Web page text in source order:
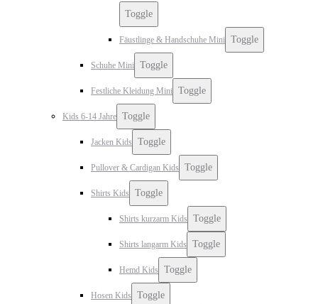
Toggle
Fäustlinge & Handschuhe Mini Toggle
Schuhe Mini Toggle
Festliche Kleidung Mini Toggle
Kids 6-14 Jahre Toggle
Jacken Kids Toggle
Pullover & Cardigan Kids Toggle
Shirts Kids Toggle
Shirts kurzarm Kids Toggle
Shirts langarm Kids Toggle
Hemd Kids Toggle
Hosen Kids Toggle